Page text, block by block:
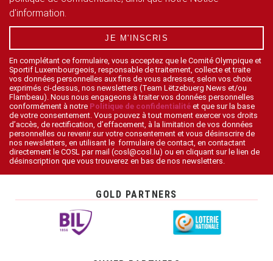
d'information.
JE M'INSCRIS
En complétant ce formulaire, vous acceptez que le Comité Olympique et
Sportif Luxembourgeois, responsable de traitement, collecte et traite
vos données personnelles aux fins de vous adresser, selon vos choix
exprimés ci-dessus, nos newsletters (Team Lëtzebuerg News et/ou
Flambeau). Nous nous engageons à traiter vos données personnelles
conformément à notre Politique de confidentialité et que sur la base
de votre consentement. Vous pouvez à tout moment exercer vos droits
d’accès, de rectification, d’effacement, à la limitation de vos données
personnelles ou revenir sur votre consentement et vous désinscrire de
nos newsletters, en utilisant le formulaire de contact, en contactant
directement le COSL par mail (cosl@cosl.lu) ou en cliquant sur le lien de
désinscription que vous trouverez en bas de nos newsletters.
GOLD PARTNERS